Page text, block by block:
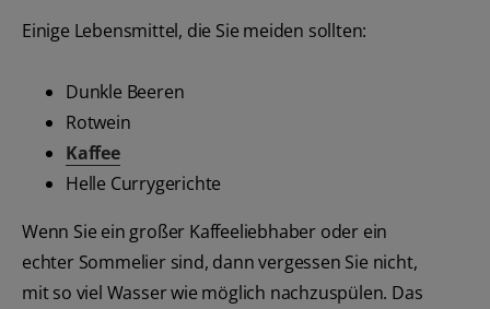
Einige Lebensmittel, die Sie meiden sollten:
Dunkle Beeren
Rotwein
Kaffee
Helle Currygerichte
Wenn Sie ein großer Kaffeeliebhaber oder ein
echter Sommelier sind, dann vergessen Sie nicht,
mit so viel Wasser wie möglich nachzuspülen. Das